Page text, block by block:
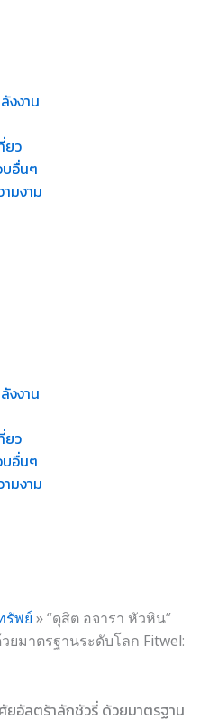
งงาน
ยว
บอื่นๆ
มงาม
งงาน
ยว
บอื่นๆ
มงาม
รัพย์ »“ดุสิต อจารา หัวหิน”
มาตรฐานระดับโลก Fitwel:
ยอัลตร้าลักชัวรี่ ด้วยมาตรฐาน